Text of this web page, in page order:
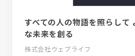
すべての人の物語を照らして
な未来を創る
株式会社ウェブライフ